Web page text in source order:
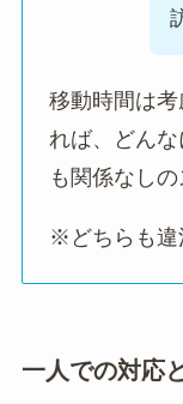
移動時間は
れば、どん
も関係なし
※どちらも違
一人での対応